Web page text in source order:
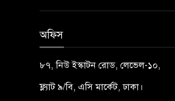
অফিস
৮৭, নিউ ইস্কাটন রোড, লেভেল-১০,
ফ্ল্যাট ৯/বি, এসি মার্কেট, ঢাকা।